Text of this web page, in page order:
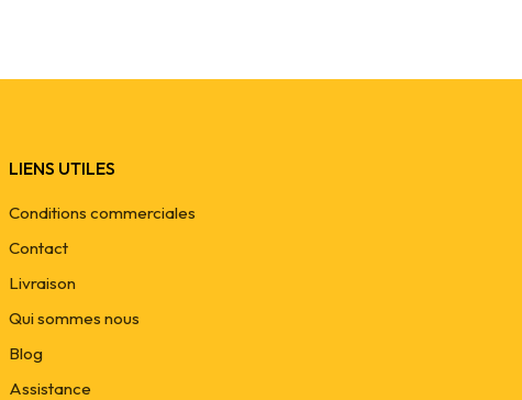
LIENS UTILES
Conditions commerciales
Contact
Livraison
Qui sommes nous
Blog
Assistance